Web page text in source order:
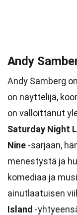
Andy
Andy Samberg
on näyttelijä,
on valloittanut
Saturday Night
Nine -sarjaan,
menestystä ja
komediaa ja
ainutlaatuisen
Island -